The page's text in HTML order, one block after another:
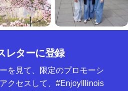
レターに登録
を見て、限定のプロモーシ
クセスして、#EnjoyIllinois